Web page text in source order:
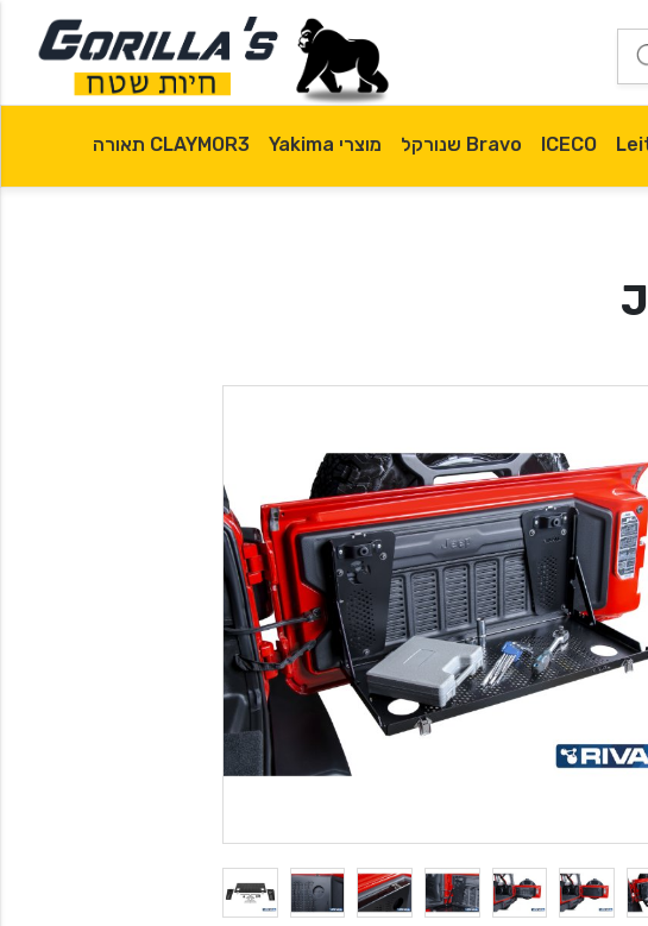
ICECO Bravo שנורקל מוצרי Yakima CLAYMOR3 תאורה